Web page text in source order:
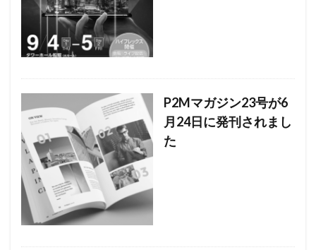
P2Mマガジン23号が6
月24日に発刊されまし
た